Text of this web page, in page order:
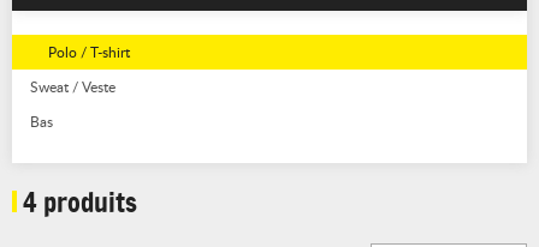
Polo / T-shirt
Sweat / Veste
Bas
4 produits